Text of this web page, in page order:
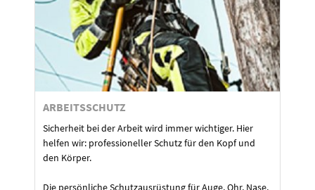
ARBEITSSCHUTZ
Sicherheit bei der Arbeit wird immer wichtiger. Hier
helfen wir: professioneller Schutz für den Kopf und
den Körper.
Die persönliche Schutzausrüstung für Auge, Ohr, Nase,